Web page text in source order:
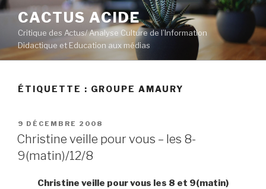
Aller
contenu
principal
CACTUS ACIDE
Critique des Actus/ Analyse Culture de l’Information
Didactique et Education aux médias
ÉTIQUETTE : GROUPE AMAURY
PUBLIÉ
LE
9 DÉCEMBRE 2008
Christine veille pour vous – les 8-
9(matin)/12/8
Christine veille pour vous les 8 et 9(matin)